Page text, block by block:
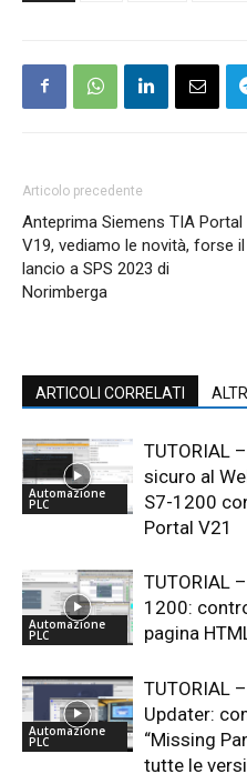
Articolo precedente
Anteprima Siemens TIA Portal
V19, vediamo le novità, forse il
lancio a SPS 2023 di
Norimberga
ARTICOLI CORRELATI
Automazione
PLC
TUTORIAL
sicuro al
S7-1200
Portal V21
Automazione
PLC
TUTORIAL
1200:
pagina
Automazione
PLC
TUTORIAL
Updater:
“Missing
tutte le